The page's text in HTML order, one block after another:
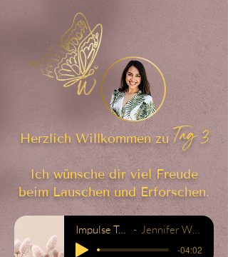
Herzlich Willkommen zuTag 3
Ich wünsche dir viel Freude
beim Lauschen und Erforschen.
Impulse Tag 3 Jennifer Weller
-04:02